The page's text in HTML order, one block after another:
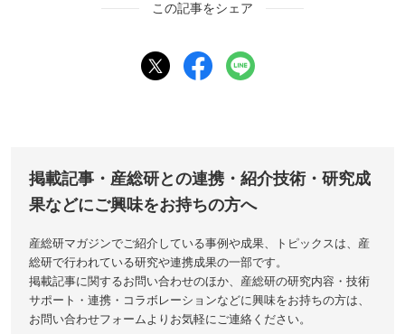
この記事をシェア
掲載記事・産総研との連携・紹介技術・研究成
果などにご興味をお持ちの方へ
産総研マガジンでご紹介している事例や成果、トピックスは、産
総研で行われている研究や連携成果の一部です。
掲載記事に関するお問い合わせのほか、産総研の研究内容・技術
サポート・連携・コラボレーションなどに興味をお持ちの方は、
お問い合わせフォームよりお気軽にご連絡ください。